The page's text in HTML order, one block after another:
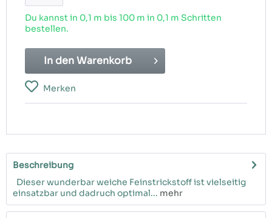
Du kannst in 0,1 m bis 100 m in 0,1 m Schritten
bestellen.
In den Warenkorb
Merken
Beschreibung
Dieser wunderbar weiche Feinstrickstoff ist vielseitig
einsatzbar und dadruch optimal... mehr